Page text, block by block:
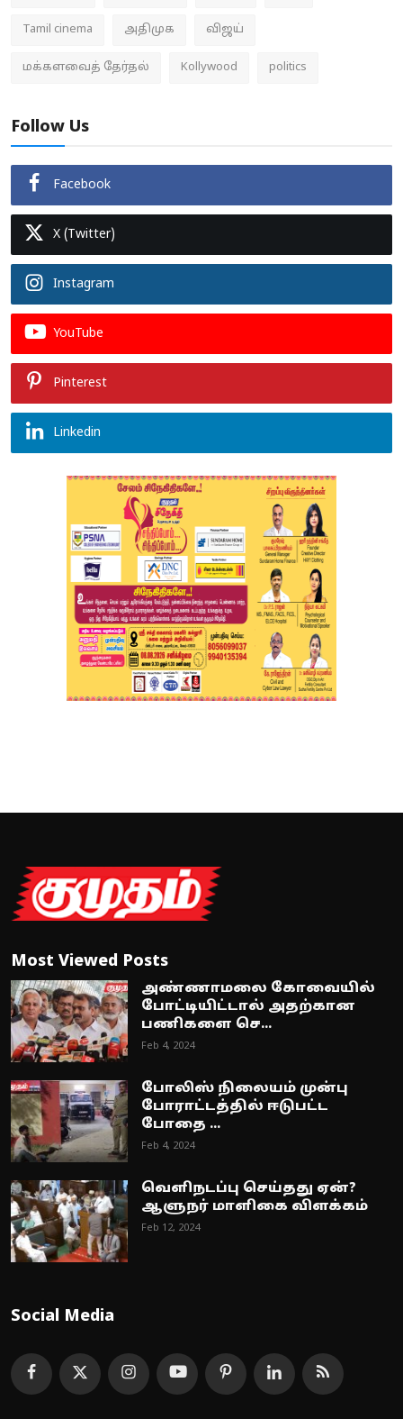
Tamil cinema அதிமுக விஜய்
மக்களவைத் தேர்தல் Kollywood politics
Follow Us
Facebook
X (Twitter)
Instagram
YouTube
Pinterest
Linkedin
Most Viewed Posts
அண்ணாமலை கோவையில்
போட்டியிட்டால் அதற்கான
பணிகளை செ...
Feb 4, 2024
போலிஸ் நிலையம் முன்பு
போராட்டத்தில் ஈடுபட்ட
போதை ...
Feb 4, 2024
வெளிநடப்பு செய்தது ஏன்?
ஆளுநர் மாளிகை விளக்கம்
Feb 12, 2024
Social Media